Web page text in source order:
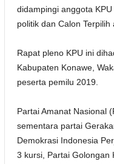
didampingi anggota
politik dan Calon
Rapat pleno KPU ini
Kabupaten Konawe,
peserta pemilu 2019.
Partai Amanat Nasional
sementara partai
Demokrasi Indonesia
3 kursi, Partai Golongan